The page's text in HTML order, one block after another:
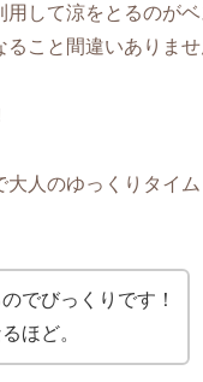
して涼をとるのが
こと間違いありませ
人のゆっくりタイム
でびっくりです！
ほど。